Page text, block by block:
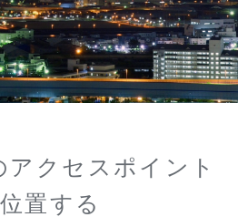
アクセスポイント
置する